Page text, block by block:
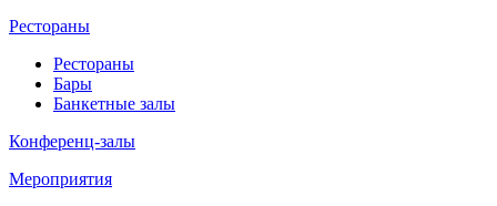
Рестораны
Рестораны
Бары
Банкетные залы
Конференц-залы
Мероприятия